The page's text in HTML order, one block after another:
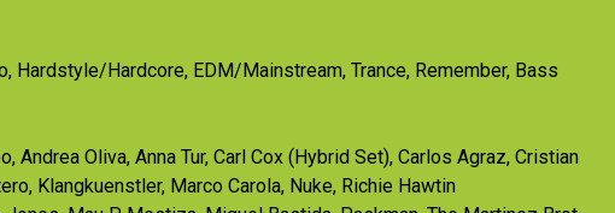
Hardstyle/Hardcore, EDM/Mainstream, Trance, Remember, Bass
Andrea Oliva, Anna Tur, Carl Cox (Hybrid Set), Carlos Agraz, Cristian
Klangkuenstler, Marco Carola, Nuke, Richie Hawtin